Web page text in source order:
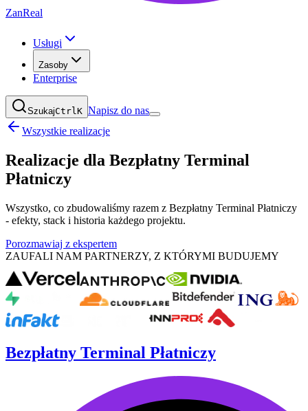
ZanReal
Usługi
Zasoby
Enterprise
SzukajCtrlK Napisz do nas
Wszystkie realizacje
Realizacje dla Bezpłatny Terminal
Płatniczy
Wszystko, co zbudowaliśmy razem z Bezpłatny Terminal Płatniczy
- efekty, stack i historia każdego projektu.
Porozmawiaj z ekspertem
ZAUFALI NAM PARTNERZY, Z KTÓRYMI BUDUJEMY
Bezpłatny Terminal Płatniczy